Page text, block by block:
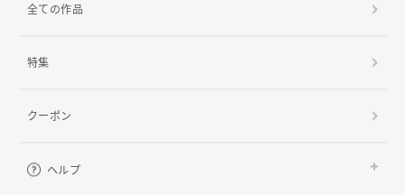
全ての作品
特集
クーポン
ヘルプ